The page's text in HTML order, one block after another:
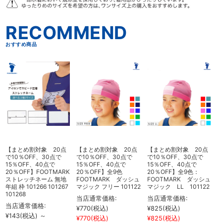
こちらもおすすめ
【まとめ割対象 20点
で10％OFF、30点で
15％OFF、40点で
20％OFF】FOOTMARK
ストレッチネーム 無地
年組 枠 101266 101267
101268
当店通常価格:
¥143(税込) ～
【まとめ割対象 20点
で10％OFF、30点で
15％OFF、40点で
20％OFF】全9色
FOOTMARK ダッシュ
マジック フリー 101122
当店通常価格:
¥770(税込)
¥770(税込)
【まとめ割対象 20点
で10％OFF、30点で
15％OFF、40点で
20％OFF】全9色：
FOOTMARK ダッシュ
マジック LL 101122
当店通常価格:
¥825(税込)
¥825(税込)